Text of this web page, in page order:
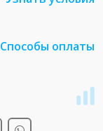
Способы оплаты